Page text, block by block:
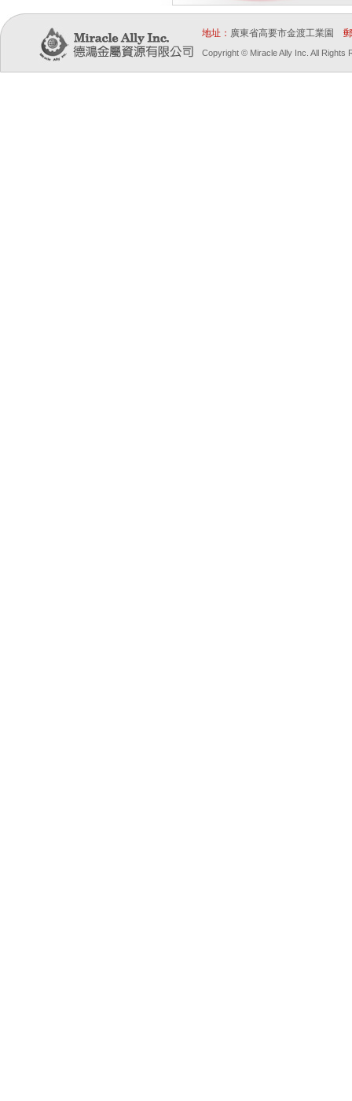
地址： 廣東省高要市金渡工業園 郵
Copyright © Miracle Ally Inc. All Rights